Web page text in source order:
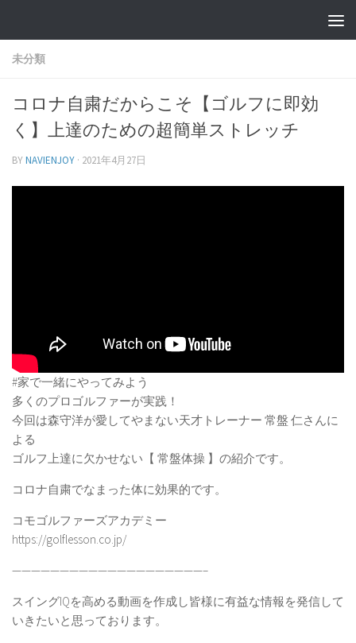
未分類
コロナ自粛だからこそ【ゴルフに即効
く】上達のための超簡単ストレッチ
BYNAVIENJOY · 2021年4月27日
#家で一緒にやってみよう
多くのプロゴルファーが実践！
今回は森守洋が愛してやまない天才トレーナー 常盤 仁さんに
よる
ゴルフ上達に欠かせない【 常盤体操 】の紹介です。
コロナ自粛でなまった体に効果的です。
コモゴルファーズアカデミー
https://golflesson.co.jp/
————————————————————–
スイングIQを高める動画を作成し皆様に有益な情報を発信して
いきたいと思っております。